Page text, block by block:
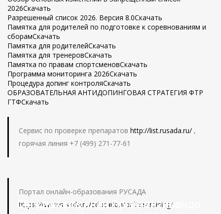
2026Скачать
Разрешенный список 2026. Версия 8.0Скачать
Памятка для родителей по подготовке к соревнованиям и
сборамСкачать
Памятка для родителейСкачать
Памятка для тренеровСкачать
Памятка по правам спортсменовСкачать
Программа мониторинга 2026Скачать
Процедура допинг контроляСкачать
ОБРАЗОВАТЕЛЬНАЯ АНТИДОПИНГОВАЯ СТРАТЕГИЯ ФТР
ГТФСкачать
Сервис по проверке препаратов http://list.rusada.ru/ ,
горячая линия +7 (499) 271-77-61
Портал онлайн-образования РУСАДА
https://www.rusada.ru/education/online-training/
Международные соревнования
Сборная команда РФ по тхэквондо